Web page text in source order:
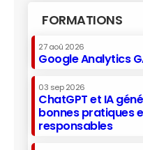
FORMATIONS
27 aoû 2026
Google Analytics
03 sep 2026
ChatGPT et IA
bonnes pratiques
responsables